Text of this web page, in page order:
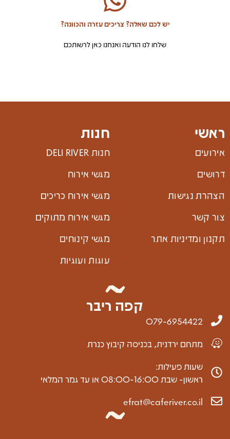
יש לכם שאלה? צריכים עזרה והכוונה?
שלחו לנו הודעה ואנחנו כאן לרשותכם
ראשי
אירועים
דרושים
הצהרת נגישות
צור קשר
תקנון ומדיניות אתר
חנות
חנות DELI RIVER
מגשי אירוח
מגשי אירוח כריכים
מגשי אירוח מתוקים
מגשי קינוחים
עוגות ועוגיות
קפה ריבר
079-6954422
מתחם ירדנית, בכניסה קיבוץ כנרת
שעות פעילות:
ראשון- שבת 08:00-16:00 או עד גמר המלאי
efrat@caferiver.co.il